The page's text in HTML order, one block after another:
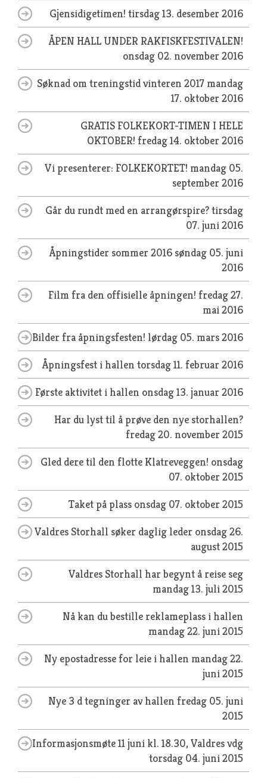
Gjensidigetimen! tirsdag 13. desember 2016
ÅPEN HALL UNDER RAKFISKFESTIVALEN!
onsdag 02. november 2016
Søknad om treningstid vinteren 2017 mandag
17. oktober 2016
GRATIS FOLKEKORT-TIMEN I HELE
OKTOBER! fredag 14. oktober 2016
Vi presenterer: FOLKEKORTET! mandag 05.
september 2016
Går du rundt med en arrangørspire?tirsdag
07. juni 2016
Åpningstider sommer 2016søndag 05. juni
2016
Film fra den offisielle åpningen! fredag 27.
mai 2016
Bilder fra åpningsfesten! lørdag 05. mars 2016
Åpningsfest i hallen torsdag 11. februar 2016
Første aktivitet i hallen onsdag 13. januar 2016
Har du lyst til å prøve den nye storhallen?
fredag 20. november 2015
Gled dere til den flotte Klatreveggen! onsdag
07. oktober 2015
Taket på plass onsdag 07. oktober 2015
Valdres Storhall søker daglig leder onsdag 26.
august 2015
Valdres Storhall har begynt å reise seg
mandag 13. juli 2015
Nå kan du bestille reklameplass i hallen
mandag 22. juni 2015
Ny epostadresse for leie i hallen mandag 22.
juni 2015
Nye 3 d tegninger av hallen fredag 05. juni
2015
Informasjonsmøte 11 juni kl. 18.30, Valdres vdg
torsdag 04. juni 2015